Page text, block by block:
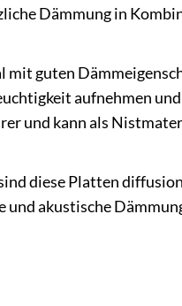
Dämmung in
guten
aufnehmen
und kann als
diese Platten
und akustische